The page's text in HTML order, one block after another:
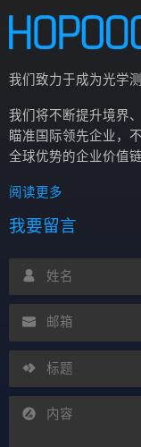
我们致力于成为光学
我们将不断提升境界
瞄准国际领先企业，
全球优势的企业价值链
阅读更多
我要留言